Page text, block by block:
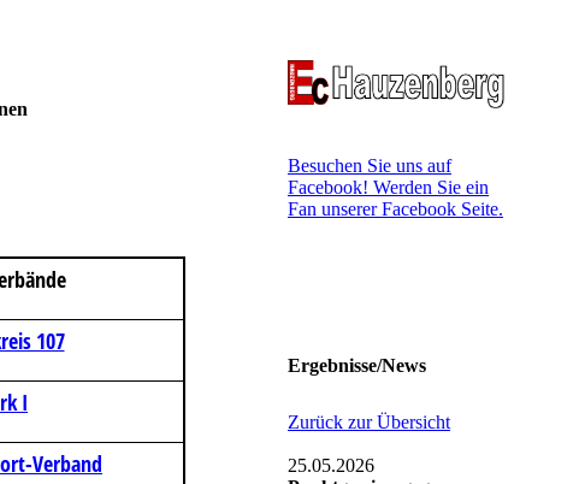
107
I
Verband
Besuchen Sie uns auf
Facebook! Werden Sie ein
Fan unserer Facebook Seite.
Ergebnisse/News
Zurück zur Übersicht
25.05.2026